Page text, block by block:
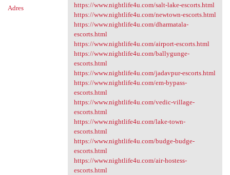
Adres
https://www.nightlife4u.com/salt-lake-escorts.html
https://www.nightlife4u.com/newtown-escorts.html
https://www.nightlife4u.com/dharmatala-
escorts.html
https://www.nightlife4u.com/airport-escorts.html
https://www.nightlife4u.com/ballygunge-
escorts.html
https://www.nightlife4u.com/jadavpur-escorts.html
https://www.nightlife4u.com/em-bypass-
escorts.html
https://www.nightlife4u.com/vedic-village-
escorts.html
https://www.nightlife4u.com/lake-town-
escorts.html
https://www.nightlife4u.com/budge-budge-
escorts.html
https://www.nightlife4u.com/air-hostess-
escorts.html